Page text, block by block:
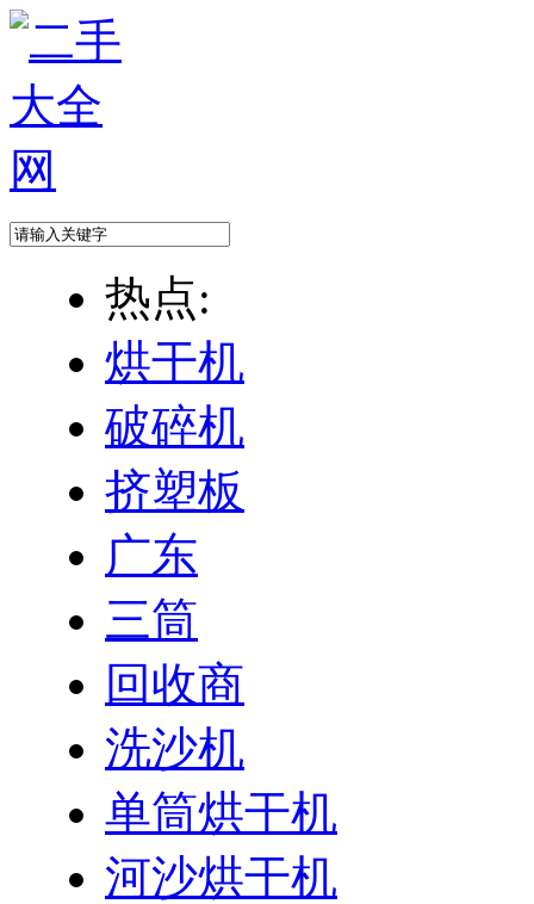
热点:
烘干机
破碎机
挤塑板
广东
三筒
回收商
洗沙机
单筒烘干机
河沙烘干机